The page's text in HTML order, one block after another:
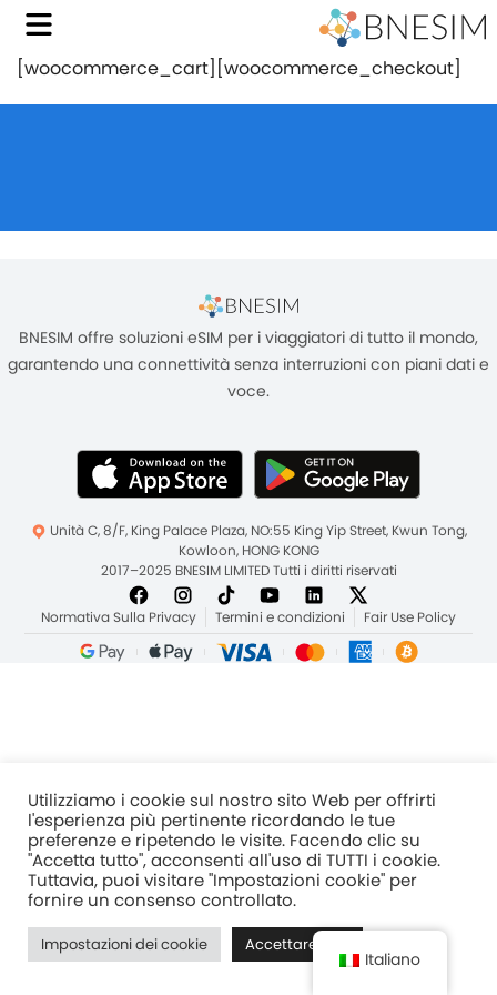
[woocommerce_cart][woocommerce_checkout]
BNESIM offre soluzioni eSIM per i viaggiatori di tutto il mondo,
garantendo una connettività senza interruzioni con piani dati e
voce.
Unità C, 8/F, King Palace Plaza, NO:55 King Yip Street, Kwun Tong,
Kowloon, HONG KONG
2017–2025 BNESIM LIMITED Tutti i diritti riservati
Normativa Sulla Privacy Termini e condizioni Fair Use Policy
Utilizziamo i cookie sul nostro sito Web per offrirti
l'esperienza più pertinente ricordando le tue
preferenze e ripetendo le visite. Facendo clic su
"Accetta tutto", acconsenti all'uso di TUTTI i cookie.
Tuttavia, puoi visitare "Impostazioni cookie" per
fornire un consenso controllato.
Impostazioni dei cookie Accettare tutti
Italiano